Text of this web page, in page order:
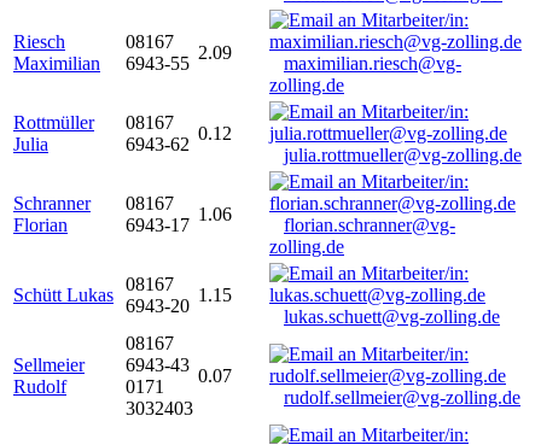
Riesch
Maximilian
08167
6943-55
2.09
maximilian.riesch@vg-
zolling.de
Rottmüller
Julia
08167
6943-62
0.12
julia.rottmueller@vg-zolling.de
Schranner
Florian
08167
6943-17
1.06
florian.schranner@vg-
zolling.de
Schütt Lukas
08167
6943-20
1.15
lukas.schuett@vg-zolling.de
Sellmeier
Rudolf
08167
6943-43
0171
3032403
0.07
rudolf.sellmeier@vg-zolling.de